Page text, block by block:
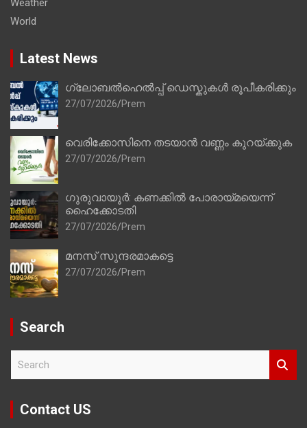
Weather
World
Latest News
ഗ്ലോബൽഹെൽപ്പ് ഡെസ്കുകൾ രൂപീകരിക്കും
27/07/2026 Prem
വെരിക്കോസിനെ തടയാൻ വണ്ണം കുറയ്ക്കുക
27/07/2026 Prem
ഗുരുവായൂർ: കണക്കിൽ പോരായ്മയെന്ന്
ഹൈക്കോടതി
27/07/2026 Prem
മനസ് സുന്ദരമാകട്ടെ
27/07/2026 Prem
Search
r
Contact US